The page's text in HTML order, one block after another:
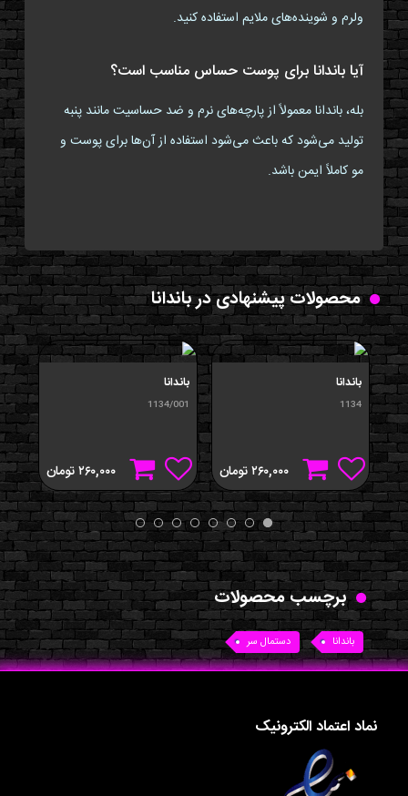
ولرم و شوینده‌های ملایم استفاده کنید.
آیا باندانا برای پوست حساس مناسب است؟
بله، باندانا معمولاً از پارچه‌های نرم و ضد حساسیت مانند پنبه
تولید می‌شود که باعث می‌شود استفاده از آن‌ها برای پوست و
مو کاملاً ایمن باشد.
محصولات پیشنهادی در باندانا
باندانا
1134
۲۶۰,۰۰۰تومان
باندانا
1134/001
۲۶۰,۰۰۰تومان
برچسب محصولات
باندانا دستمال سر
نماد اعتماد الکترونیک